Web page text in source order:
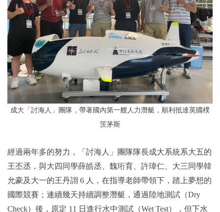
成大「討海人」團隊，帶著國內第一艘人力潛艇，順利抵達英國樸
茨茅斯
經過兩年多的努力，「討海人」團隊隊長成大系統系大五的
王丕丞，與大四同學薛皓丞、魏珩育、許瑋仁、大三同學韓
允豪及大一的王丹詡 6 人，在指導老師帶領下，踏上夢想的
國際競賽；連續幾天持續調整潛艇，通過陸地測試（Dry
Check）後，原定 11 日進行水中測試（Wet Test），但下水